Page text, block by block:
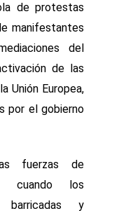
de protestas
manifestantes
del
de las
Unión Europea,
por el gobierno
fuerzas de
cuando los
barricadas y